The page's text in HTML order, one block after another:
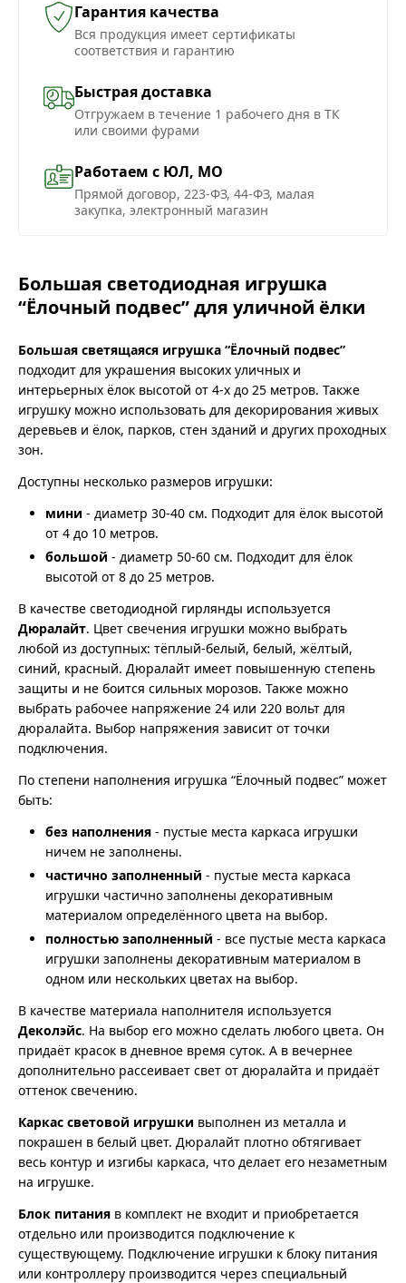
Гарантия качества
Вся продукция имеет сертификаты
соответствия и гарантию
Быстрая доставка
Отгружаем в течение 1 рабочего дня в ТК
или своими фурами
Работаем с ЮЛ, МО
Прямой договор, 223-ФЗ, 44-ФЗ, малая
закупка, электронный магазин
Большая светодиодная игрушка
“Ёлочный подвес” для уличной ёлки
Большая светящаяся игрушка “Ёлочный подвес”
подходит для украшения высоких уличных и
интерьерных ёлок высотой от 4-х до 25 метров. Также
игрушку можно использовать для декорирования живых
деревьев и ёлок, парков, стен зданий и других проходных
зон.
Доступны несколько размеров игрушки:
мини - диаметр 30-40 см. Подходит для ёлок высотой
от 4 до 10 метров.
большой - диаметр 50-60 см. Подходит для ёлок
высотой от 8 до 25 метров.
В качестве светодиодной гирлянды используется
Дюралайт. Цвет свечения игрушки можно выбрать
любой из доступных: тёплый-белый, белый, жёлтый,
синий, красный. Дюралайт имеет повышенную степень
защиты и не боится сильных морозов. Также можно
выбрать рабочее напряжение 24 или 220 вольт для
дюралайта. Выбор напряжения зависит от точки
подключения.
По степени наполнения игрушка “Ёлочный подвес” может
быть:
без наполнения - пустые места каркаса игрушки
ничем не заполнены.
частично заполненный - пустые места каркаса
игрушки частично заполнены декоративным
материалом определённого цвета на выбор.
полностью заполненный - все пустые места каркаса
игрушки заполнены декоративным материалом в
одном или нескольких цветах на выбор.
В качестве материала наполнителя используется
Деколэйс. На выбор его можно сделать любого цвета. Он
придаёт красок в дневное время суток. А в вечернее
дополнительно рассеивает свет от дюралайта и придаёт
оттенок свечению.
Каркас световой игрушки выполнен из металла и
покрашен в белый цвет. Дюралайт плотно обтягивает
весь контур и изгибы каркаса, что делает его незаметным
на игрушке.
Блок питания в комплект не входит и приобретается
отдельно или производится подключение к
существующему. Подключение игрушки к блоку питания
или контроллеру производится через специальный